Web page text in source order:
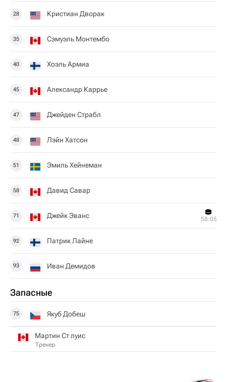
28 Кристиан Дворак
35 Сэмуэль Монтембо
40 Хоэль Армиа
45 Александр Каррье
47 Джейден Страбл
48 Лэйн Хатсон
51 Эмиль Хейнеман
58 Давид Савар
71 Джейк Эванс 58:05
92 Патрик Лайне
93 Иван Демидов
Запасные
75 Якуб Добеш
Мартин Ст луис
Тренер